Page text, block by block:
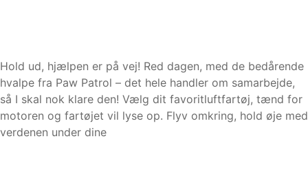
Hold ud, hjælpen er på vej! Red dagen, med de bedårende
hvalpe fra Paw Patrol – det hele handler om samarbejde,
så I skal nok klare den! Vælg dit favoritluftfartøj, tænd for
motoren og fartøjet vil lyse op. Flyv omkring, hold øje med
verdenen under dine